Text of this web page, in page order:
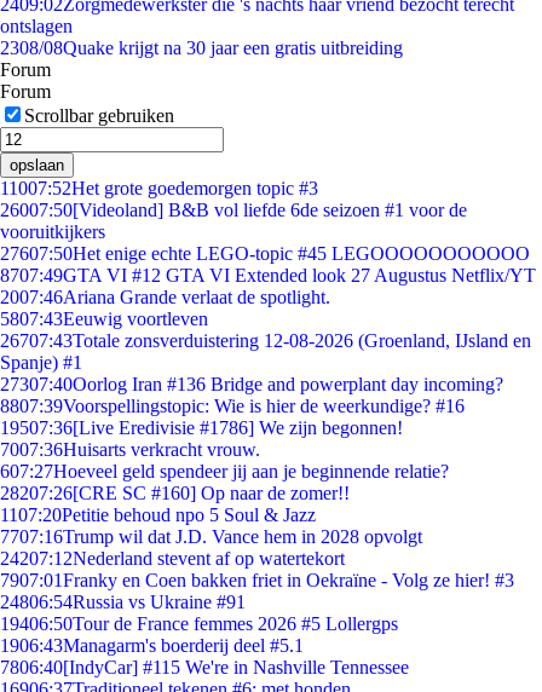
2409:02Zorgmedewerkster die 's nachts haar vriend bezocht terecht
ontslagen
2308/08Quake krijgt na 30 jaar een gratis uitbreiding
Forum
Forum
Scrollbar gebruiken
opslaan
11007:52Het grote goedemorgen topic #3
26007:50[Videoland] B&B vol liefde 6de seizoen #1 voor de
vooruitkijkers
27607:50Het enige echte LEGO-topic #45 LEGOOOOOOOOOOO
8707:49GTA VI #12 GTA VI Extended look 27 Augustus Netflix/YT
2007:46Ariana Grande verlaat de spotlight.
5807:43Eeuwig voortleven
26707:43Totale zonsverduistering 12-08-2026 (Groenland, IJsland en
Spanje) #1
27307:40Oorlog Iran #136 Bridge and powerplant day incoming?
8807:39Voorspellingstopic: Wie is hier de weerkundige? #16
19507:36[Live Eredivisie #1786] We zijn begonnen!
7007:36Huisarts verkracht vrouw.
607:27Hoeveel geld spendeer jij aan je beginnende relatie?
28207:26[CRE SC #160] Op naar de zomer!!
1107:20Petitie behoud npo 5 Soul & Jazz
7707:16Trump wil dat J.D. Vance hem in 2028 opvolgt
24207:12Nederland stevent af op watertekort
7907:01Franky en Coen bakken friet in Oekraïne - Volg ze hier! #3
24806:54Russia vs Ukraine #91
19406:50Tour de France femmes 2026 #5 Lollergps
1906:43Managarm's boerderij deel #5.1
7806:40[IndyCar] #115 We're in Nashville Tennessee